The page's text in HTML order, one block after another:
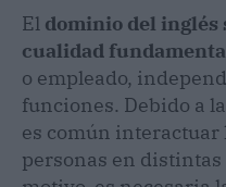
El dominio del inglés
cualidad
o empleado,
funciones. Debido a
es común
personas en distintas